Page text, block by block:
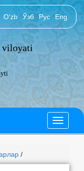
O‘zb Ўзб Рус Eng
viloyati
/